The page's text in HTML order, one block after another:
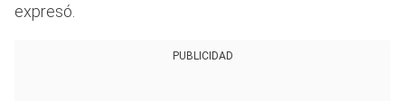
expresó.
PUBLICIDAD